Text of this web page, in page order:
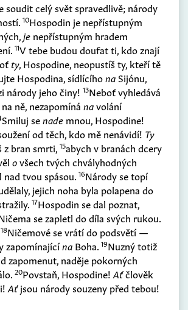
soudit celý svět spravedlivě; národy
10Hospodin je nepřístupným
je nepřístupným hradem
11V tebe budou doufat ti, kdo znají
ty, Hospodine, neopustíš ty, kteří tě
Hospodina, sídlícíhona Sijónu,
národy jeho činy! 13Neboť vyhledává
ně, nezapomíná navolání
Smiluj senade mnou, Hospodine!
od těch, kdo mě nenávidí! Ty
z bran smrti, 15abych v branách dcery
ovšech tvých chvályhodných
nad tvou spásou. 16Národy se topí
jejich noha byla polapena do
17Hospodin se dal poznat,
se zapletl do díla svých rukou.
18Ničemové se vrátí do podsvětí —
zapomínajícína Boha. 19Nuzný totiž
zapomenut, naděje pokorných
20Povstaň, Hospodine! Aťčlověk
Aťjsou národy souzeny před tebou!